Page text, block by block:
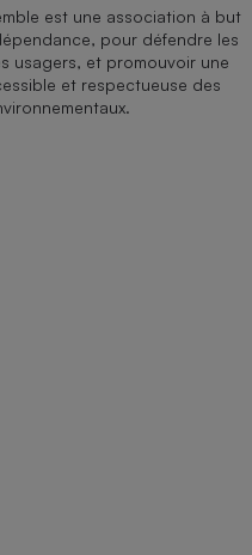
est une association à but
pour défendre les
usagers, et promouvoir une
et respectueuse des